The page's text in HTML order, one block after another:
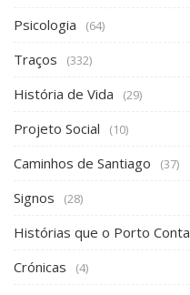
Psicologia (64)
Traços (332)
História de Vida (29)
Projeto Social (10)
Caminhos de Santiago (37)
Signos (28)
Histórias que o Porto Conta
Crónicas (4)